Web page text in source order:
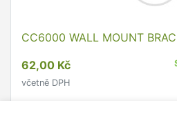
CC6000 WALL MOUNT
62,00 Kč
včetně DPH